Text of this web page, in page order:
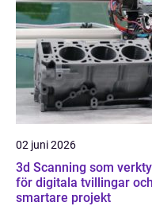
02 juni 2026
3d Scanning som
för digitala tvillingar och
smartare projekt